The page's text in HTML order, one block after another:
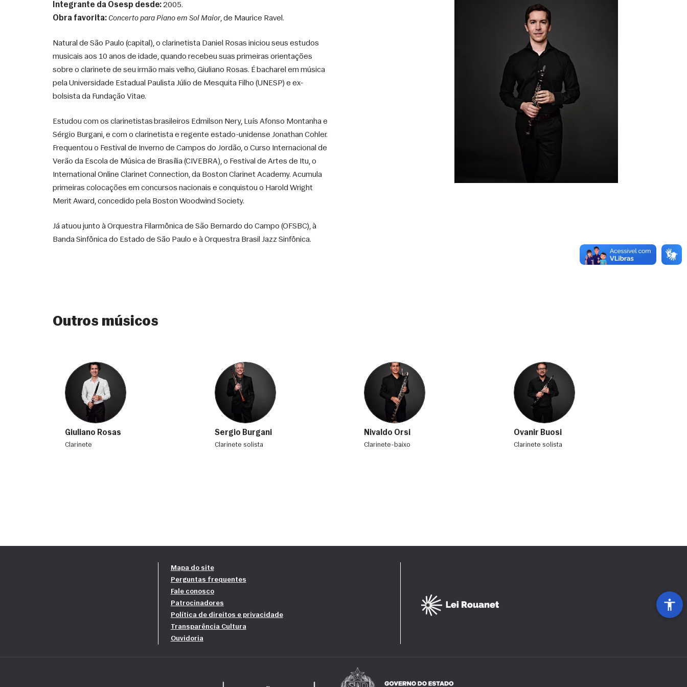
Integrante da Osesp desde: 2005.
Obra favorita: Concerto para Piano em Sol Maior, de Maurice Ravel.
Natural de São Paulo (capital), o clarinetista Daniel Rosas iniciou seus estudos
musicais aos 10 anos de idade, quando recebeu suas primeiras orientações
sobre o clarinete de seu irmão mais velho, Giuliano Rosas. É bacharel em música
pela Universidade Estadual Paulista Júlio de Mesquita Filho (UNESP) e ex-
bolsista da Fundação Vitae.
Estudou com os clarinetistas brasileiros Edmilson Nery, Luís Afonso Montanha e
Sérgio Burgani, e com o clarinetista e regente estado-unidense Jonathan Cohler.
Frequentou o Festival de Inverno de Campos do Jordão, o Curso Internacional de
Verão da Escola de Música de Brasília (CIVEBRA), o Festival de Artes de Itu, o
International Online Clarinet Connection, da Boston Clarinet Academy. Acumula
primeiras colocações em concursos nacionais e conquistou o Harold Wright
Merit Award, concedido pela Boston Woodwind Society.
Já atuou junto à Orquestra Filarmônica de São Bernardo do Campo (OFSBC), à
Banda Sinfônica do Estado de São Paulo e à Orquestra Brasil Jazz Sinfônica.
Outros músicos
Giuliano Rosas
clarinete
Sergio Burgani
clarinete solista
Nivaldo Orsi
clarinete-baixo
Ovanir Buosi
clarinete solista
Mapa do site
Perguntas frequentes
Fale conosco
Patrocinadores
Política de direitos e privacidade
Transparência Cultura
Ouvidoria